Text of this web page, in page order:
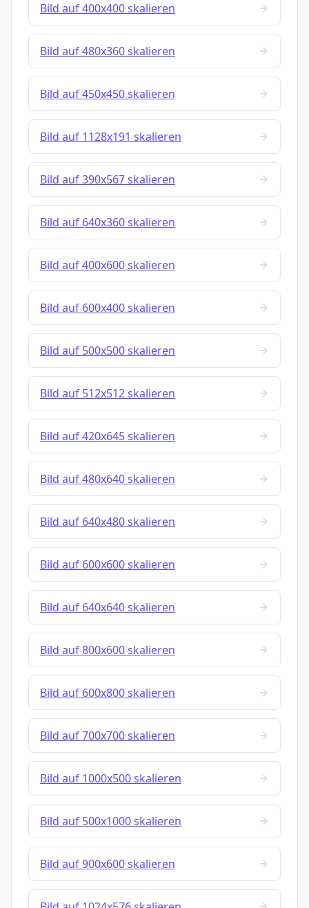
Bild auf 400x400 skalieren
Bild auf 480x360 skalieren
Bild auf 450x450 skalieren
Bild auf 1128x191 skalieren
Bild auf 390x567 skalieren
Bild auf 640x360 skalieren
Bild auf 400x600 skalieren
Bild auf 600x400 skalieren
Bild auf 500x500 skalieren
Bild auf 512x512 skalieren
Bild auf 420x645 skalieren
Bild auf 480x640 skalieren
Bild auf 640x480 skalieren
Bild auf 600x600 skalieren
Bild auf 640x640 skalieren
Bild auf 800x600 skalieren
Bild auf 600x800 skalieren
Bild auf 700x700 skalieren
Bild auf 1000x500 skalieren
Bild auf 500x1000 skalieren
Bild auf 900x600 skalieren